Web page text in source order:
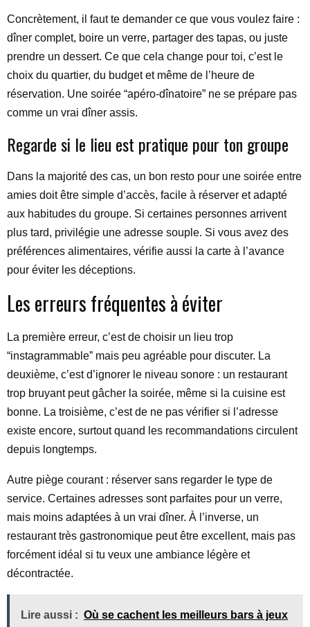
Concrètement, il faut te demander ce que vous voulez faire :
dîner complet, boire un verre, partager des tapas, ou juste
prendre un dessert. Ce que cela change pour toi, c’est le
choix du quartier, du budget et même de l’heure de
réservation. Une soirée “apéro-dînatoire” ne se prépare pas
comme un vrai dîner assis.
Regarde si le lieu est pratique pour ton groupe
Dans la majorité des cas, un bon resto pour une soirée entre
amies doit être simple d’accès, facile à réserver et adapté
aux habitudes du groupe. Si certaines personnes arrivent
plus tard, privilégie une adresse souple. Si vous avez des
préférences alimentaires, vérifie aussi la carte à l’avance
pour éviter les déceptions.
Les erreurs fréquentes à éviter
La première erreur, c’est de choisir un lieu trop
“instagrammable” mais peu agréable pour discuter. La
deuxième, c’est d’ignorer le niveau sonore : un restaurant
trop bruyant peut gâcher la soirée, même si la cuisine est
bonne. La troisième, c’est de ne pas vérifier si l’adresse
existe encore, surtout quand les recommandations circulent
depuis longtemps.
Autre piège courant : réserver sans regarder le type de
service. Certaines adresses sont parfaites pour un verre,
mais moins adaptées à un vrai dîner. À l’inverse, un
restaurant très gastronomique peut être excellent, mais pas
forcément idéal si tu veux une ambiance légère et
décontractée.
Lire aussi : Où se cachent les meilleurs bars à jeux